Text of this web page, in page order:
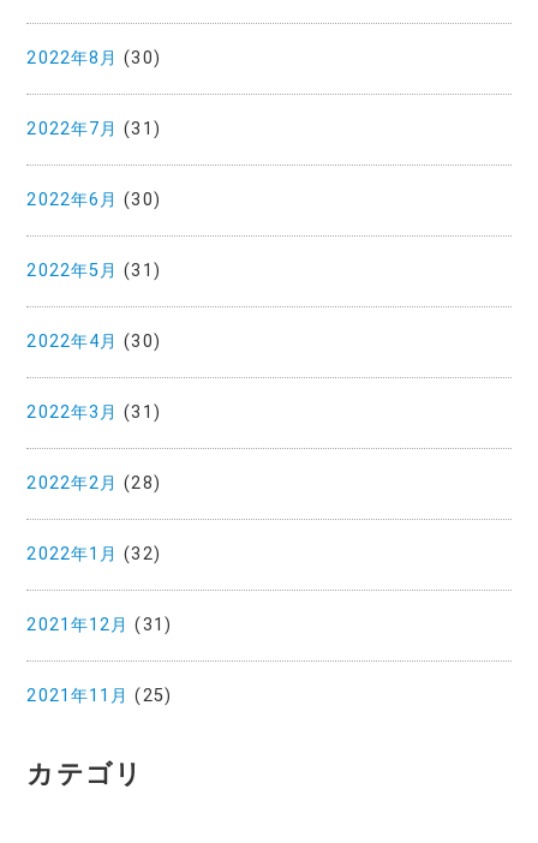
2022年8月 (30)
2022年7月 (31)
2022年6月 (30)
2022年5月 (31)
2022年4月 (30)
2022年3月 (31)
2022年2月 (28)
2022年1月 (32)
2021年12月 (31)
2021年11月 (25)
カテゴリ